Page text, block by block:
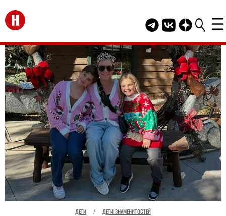
Перейти на главную
Telegram канал
Группа HELLO
Канал
ДЕТИ / ДЕТИ ЗНАМЕНИТОСТЕЙ